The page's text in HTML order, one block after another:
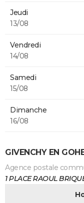
Jeudi
13/08
Vendredi
14/08
Samedi
15/08
Dimanche
16/08
GIVENCHY EN
Agence postale
1 PLACE RAOUL